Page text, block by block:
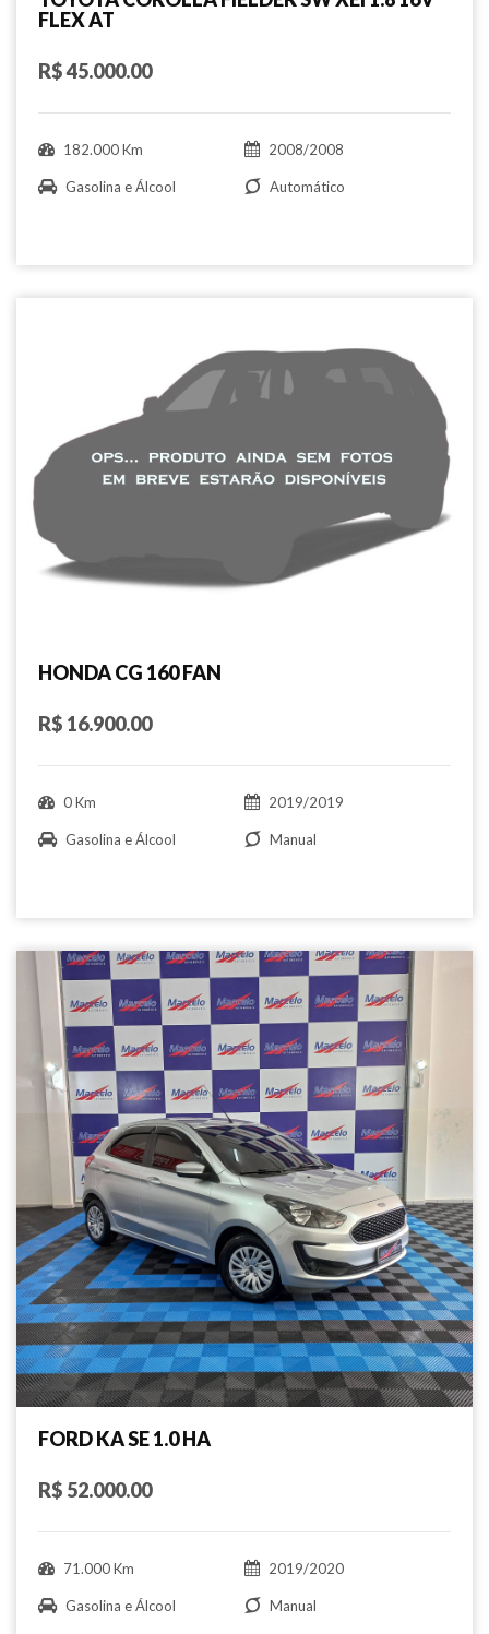
FLEX AT
R$ 45.000.00
182.000 Km 2008/2008
Gasolina e Álcool Automático
HONDA CG 160 FAN
R$ 16.900.00
0 Km 2019/2019
Gasolina e Álcool Manual
FORD KA SE 1.0 HA
R$ 52.000.00
71.000 Km 2019/2020
Gasolina e Álcool Manual